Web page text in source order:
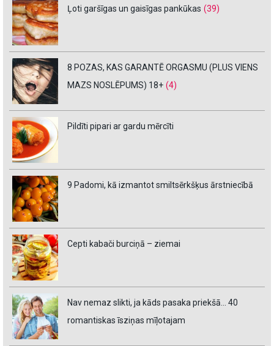
Ļoti garšīgas un gaisīgas pankūkas (39)
8 POZAS, KAS GARANTĒ ORGASMU (PLUS VIENS
MAZS NOSLĒPUMS) 18+ (4)
Pildīti pipari ar gardu mērcīti
9 Padomi, kā izmantot smiltsērkšķus ārstniecībā
Cepti kabači burciņā – ziemai
Nav nemaz slikti, ja kāds pasaka priekšā… 40
romantiskas īsziņas mīļotajam